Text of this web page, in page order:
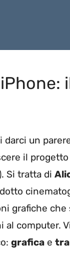
darci un
il
Si tratta di
grafiche
computer.
grafica e